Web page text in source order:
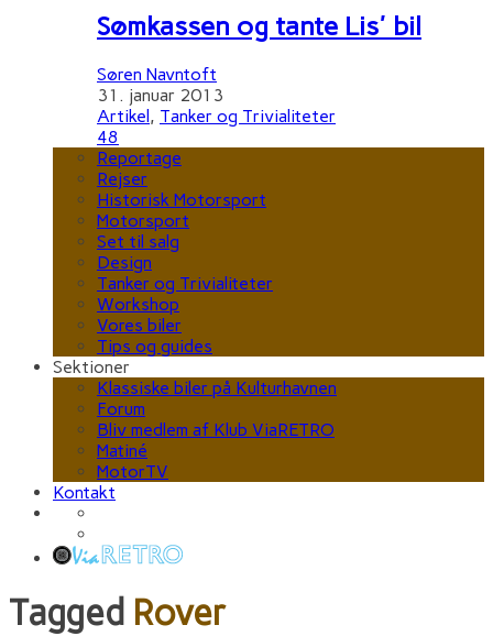
Sømkassen og tante Lis' bil
Søren Navntoft
31. januar 2013
Artikel, Tanker og Trivialiteter
48
Reportage
Rejser
Historisk Motorsport
Motorsport
Set til salg
Design
Tanker og Trivialiteter
Workshop
Vores biler
Tips og guides
Sektioner
Klassiske biler på Kulturhavnen
Forum
Bliv medlem af Klub ViaRETRO
Matiné
MotorTV
Kontakt
Tagged Rover